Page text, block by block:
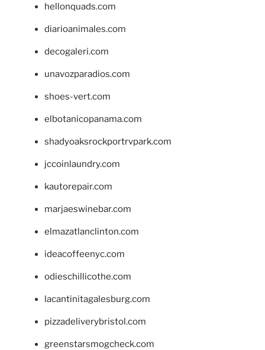
hellonquads.com
diarioanimales.com
decogaleri.com
unavozparadios.com
shoes-vert.com
elbotanicopanama.com
shadyoaksrockportrvpark.com
jccoinlaundry.com
kautorepair.com
marjaeswinebar.com
elmazatlanclinton.com
ideacoffeenyc.com
odieschillicothe.com
lacantinitagalesburg.com
pizzadeliverybristol.com
greenstarsmogcheck.com